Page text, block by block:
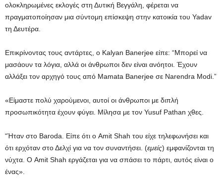
ολοκληρωμένες εκλογές στη Δυτική Βεγγάλη, φέρεται να
πραγματοποίησαν μια σύντομη επίσκεψη στην κατοικία του Yadav
τη Δευτέρα.
Επικρίνοντας τους αντάρτες, ο Kalyan Banerjee είπε: “Μπορεί να
μασάουν τα λόγια, αλλά οι άνθρωποι δεν είναι ανόητοι. Έχουν
αλλάξει τον αρχηγό τους από Mamata Banerjee σε Narendra Modi.”
«Είμαστε πολύ χαρούμενοι, αυτοί οι άνθρωποι με διπλή
προσωπικότητα έχουν φύγει. Μίλησα με τον Yusuf Pathan χθες.
“Ήταν στο Baroda. Είπε ότι ο Amit Shah του είχε τηλεφωνήσει και
ότι ερχόταν στο Δελχί για να τον συναντήσει. (εμείς) εμφανίζονται τη
νύχτα. Ο Amit Shah εργάζεται για να σπάσει το πάρτι, αυτός είναι ο
ένας».